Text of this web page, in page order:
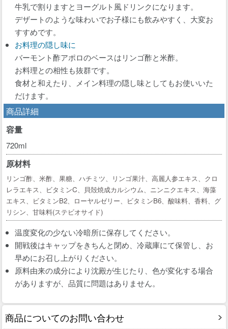
牛乳で割りますとヨーグルト風ドリンクになります。
デザートのような味わいでお子様にも飲みやすく、大変お
すすめです。
お料理の隠し味に
バーモント酢アポロのベースはリンゴ酢と米酢。
お料理との相性も抜群です。
食材と和えたり、メイン料理の隠し味としてもお使いいた
だけます。
商品詳細
容量
720ml
原材料
リンゴ酢、米酢、果糖、ハチミツ、リンゴ果汁、高麗人参エキス、クロ
レラエキス、ビタミンC、貝殻焼成カルシウム、ニンニクエキス、海藻
エキス、ビタミンB2、ローヤルゼリー、ビタミンB6、酸味料、香料、グ
リシン、甘味料(ステビオサイド)
温度変化の少ない冷暗所に保存してください。
開戦後はキャップをきちんと閉め、冷蔵庫にて保管し、お
早めにお召し上がりください。
原料由来の成分により沈殿が生じたり、色が変化する場合
がありますが、品質に問題はありません。
商品についてのお問い合わせ